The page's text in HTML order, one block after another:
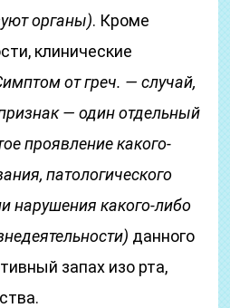
органы). Кроме
клинические
от греч. — случай,
— один отдельный
проявление какого-
патологического
нарушения какого-либо
данного
запах изо рта,